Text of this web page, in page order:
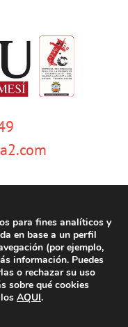
els drets reservats |Aviso
cookies | Dissenyat per
para fines analíticos y
en base a un perfil
(por ejemplo,
información. Puedes
o rechazar su uso
sobre qué cookies
AQUI.